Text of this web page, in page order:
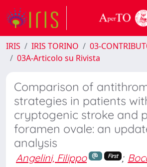
IRIS IRIS TORINO
03-
03A-Articolo su Rivista
Comparison of
strategies in patients
cryptogenic stroke and
foramen ovale: an
analysis
Angelini, Filippo First ;